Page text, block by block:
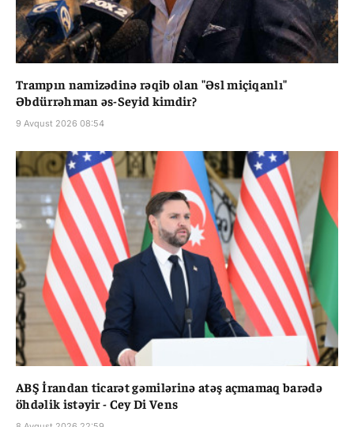
Trampın namizədinə rəqib olan "Əsl miçiqanlı"
Əbdürrəhman əs-Seyid kimdir?
9 Avqust 2026 08:54
ABŞ İrandan ticarət gəmilərinə atəş açmamaq barədə
öhdəlik istəyir - Cey Di Vens